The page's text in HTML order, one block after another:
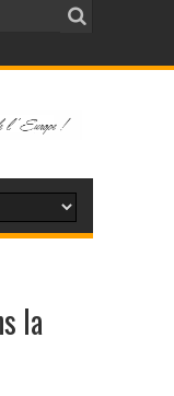
la